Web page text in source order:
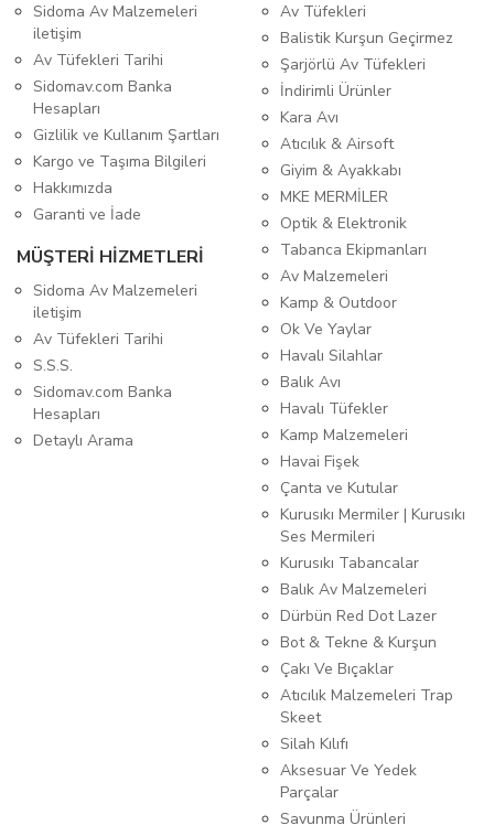
Sidoma Av Malzemeleri
iletişim
Av Tüfekleri Tarihi
Sidomav.com Banka
Hesapları
Gizlilik ve Kullanım Şartları
Kargo ve Taşıma Bilgileri
Hakkımızda
Garanti ve İade
MÜŞTERİ HİZMETLERİ
Sidoma Av Malzemeleri
iletişim
Av Tüfekleri Tarihi
S.S.S.
Sidomav.com Banka
Hesapları
Detaylı Arama
Av Tüfekleri
Balistik Kurşun Geçirmez
Şarjörlü Av Tüfekleri
İndirimli Ürünler
Kara Avı
Atıcılık & Airsoft
Giyim & Ayakkabı
MKE MERMİLER
Optik & Elektronik
Tabanca Ekipmanları
Av Malzemeleri
Kamp & Outdoor
Ok Ve Yaylar
Havalı Silahlar
Balık Avı
Havalı Tüfekler
Kamp Malzemeleri
Havai Fişek
Çanta ve Kutular
Kurusıkı Mermiler | Kurusıkı
Ses Mermileri
Kurusıkı Tabancalar
Balık Av Malzemeleri
Dürbün Red Dot Lazer
Bot & Tekne & Kurşun
Çakı Ve Bıçaklar
Atıcılık Malzemeleri Trap
Skeet
Silah Kılıfı
Aksesuar Ve Yedek
Parçalar
Savunma Ürünleri